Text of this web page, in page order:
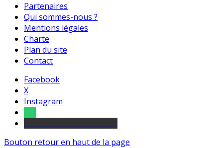
Partenaires
Qui sommes-nous ?
Mentions légales
Charte
Plan du site
Contact
Facebook
X
Instagram
Bouton retour en haut de la page